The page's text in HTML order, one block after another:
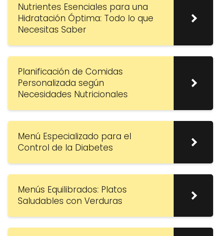
Nutrientes Esenciales para una
Hidratación Óptima: Todo lo que
Necesitas Saber
Planificación de Comidas
Personalizada según
Necesidades Nutricionales
Menú Especializado para el
Control de la Diabetes
Menús Equilibrados: Platos
Saludables con Verduras